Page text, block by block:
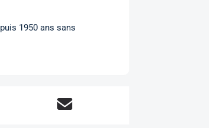
1950 ans sans